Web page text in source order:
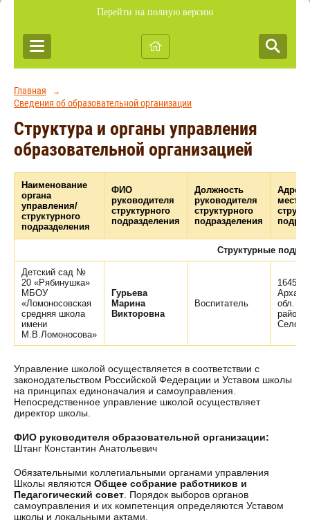
Перейти на полную версию
Главная →
Сведения об образовательной организации
Структура и органы управления
образовательной организацией
Наименование
органа
управления/
структурного
подразделения
ФИО
руководителя
структурного
подразделения
Должность
руководителя
структурного
подразделения
Адрес
Структурные
Детский сад №
20 «Рябинушка»
МБОУ
«Ломоносовская
средняя школа
имени
М.В.Ломоносова»
Гурьева
Марина
Викторовна
Воспитатель
164555
обл.
район,
Село
Управление школой осуществляется в соответствии с
законодательством Российской Федерации и Уставом школы
на принципах единоначалия и самоуправления.
Непосредственное управление школой осуществляет
директор школы.
ФИО руководителя образовательной организации:
Штанг Константин Анатольевич
Обязательными коллегиальными органами управления
Школы являются Общее собрание работников и
Педагогический совет . Порядок выборов органов
самоуправления и их компетенция определяются Уставом
школы и локальными актами.